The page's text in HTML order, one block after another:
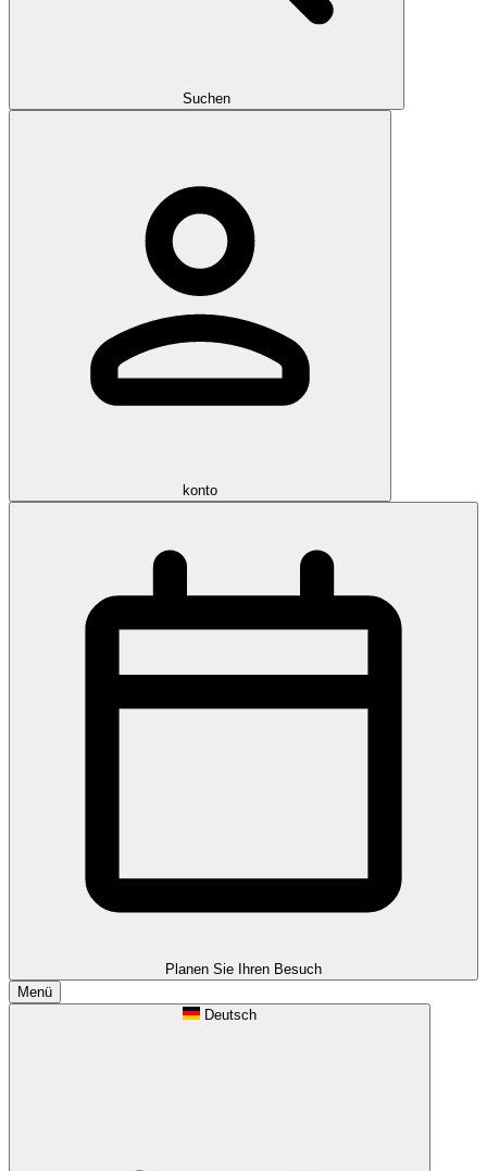
Suchen
konto
Planen Sie Ihren Besuch
Menü
Deutsch